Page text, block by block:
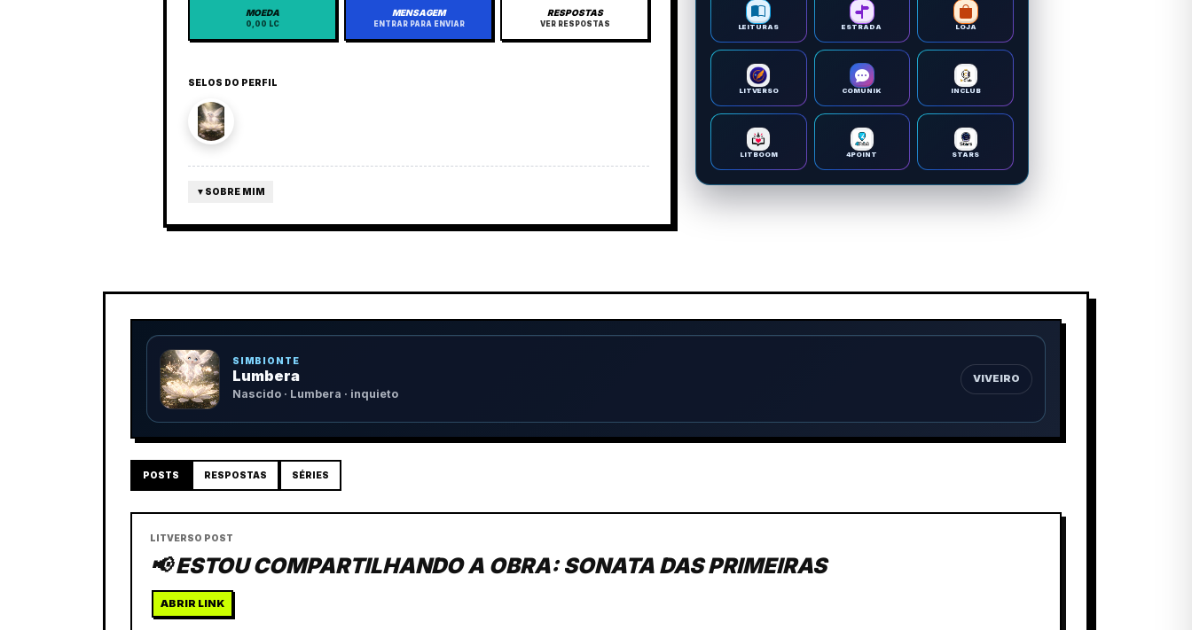
MOEDA
0,00 LC
MENSAGEM
ENTRAR PARA ENVIAR
RESPOSTAS
VER RESPOSTAS
SELOS DO PERFIL
▼ SOBRE MIM
LEITURAS ESTRADA LOJA
LITVERSO COMUNIK INCLUB
LITBOOM 4POINT STARS
SIMBIONTE
Lumbera
Nascido · Lumbera · inquieto
VIVEIRO
POSTS RESPOSTAS SÉRIES
LITVERSO POST
📢 ESTOU COMPARTILHANDO A OBRA: SONATA DAS PRIMEIRAS
ABRIR LINK